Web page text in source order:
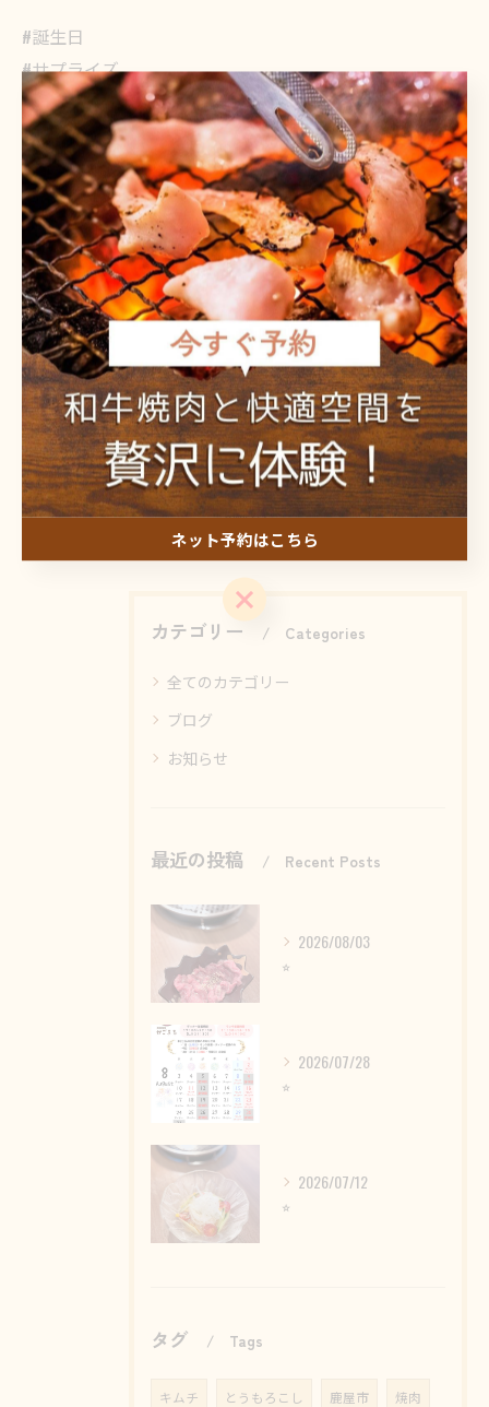
#誕生日
#サプライズ
#肉ケーキ
#焼肉
#鹿屋
< 前のページ 一覧に戻る 次のページ >
関連タグ
#焼肉
カテゴリー Categories
全てのカテゴリー
ブログ
お知らせ
最近の投稿 Recent Posts
2026/08/03
⭐︎
2026/07/28
⭐︎
2026/07/12
⭐︎
タグ Tags
キムチ とうもろこし 鹿屋市 焼肉
ネット予約はこちら
ネット予約はこちら